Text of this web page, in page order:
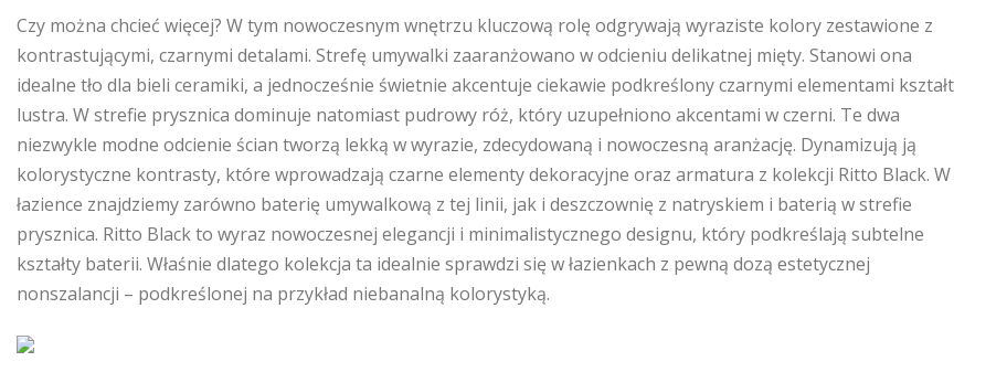
Czy można chcieć więcej? W tym nowoczesnym wnętrzu kluczową rolę odgrywają wyraziste kolory zestawione z
kontrastującymi, czarnymi detalami. Strefę umywalki zaaranżowano w odcieniu delikatnej mięty. Stanowi ona
idealne tło dla bieli ceramiki, a jednocześnie świetnie akcentuje ciekawie podkreślony czarnymi elementami kształt
lustra. W strefie prysznica dominuje natomiast pudrowy róż, który uzupełniono akcentami w czerni. Te dwa
niezwykle modne odcienie ścian tworzą lekką w wyrazie, zdecydowaną i nowoczesną aranżację. Dynamizują ją
kolorystyczne kontrasty, które wprowadzają czarne elementy dekoracyjne oraz armatura z kolekcji Ritto Black. W
łazience znajdziemy zarówno baterię umywalkową z tej linii, jak i deszczownię z natryskiem i baterią w strefie
prysznica. Ritto Black to wyraz nowoczesnej elegancji i minimalistycznego designu, który podkreślają subtelne
kształty baterii. Właśnie dlatego kolekcja ta idealnie sprawdzi się w łazienkach z pewną dozą estetycznej
nonszalancji – podkreślonej na przykład niebanalną kolorystyką.